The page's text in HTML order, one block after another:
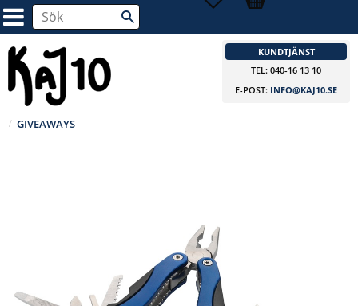
KUNDTJÄNST
TEL: 040-16 13 10
E-POST: INFO@KAJ10.SE
GIVEAWAYS